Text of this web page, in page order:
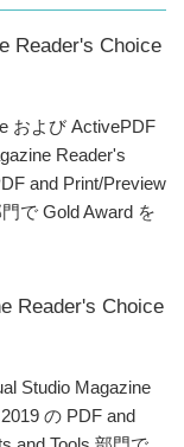
売終了
R2.3 リリース
2009 R2.3 リリース
2009 R2.2 リリース
ス
した。
Reader's Choice
および ActivePDF
Reader's
and Print/Preview
で Gold Award を
Reader's Choice
Studio Magazine
の PDF and